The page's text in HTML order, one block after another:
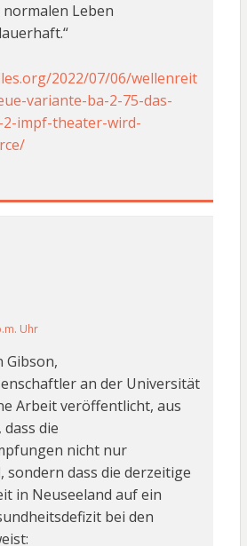
Leben
2022/07/06/wellenreit
variante-ba-2-75-das-
2-impf-theater-wird-
Uhr
Gibson,
an der Universität
Arbeit veröffentlicht, aus
die
nicht nur
sondern dass die derzeitige
in Neuseeland auf ein
bei den